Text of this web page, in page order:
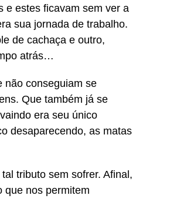
e estes ficavam sem ver a
sua jornada de trabalho.
de cachaça e outro,
atrás…
não conseguiam se
Que também já se
era seu único
desaparecendo, as matas
tributo sem sofrer. Afinal,
que nos permitem